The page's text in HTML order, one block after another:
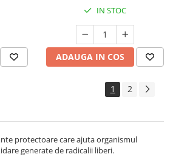
IN STOC
ADAUGA IN COS
1 2
protectoare care ajuta organismul
generate de radicalii liberi.